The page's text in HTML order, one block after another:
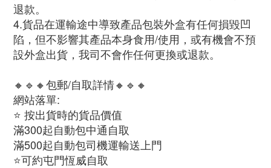
退款。
4.貨品在運輸途中導致產品包裝外盒有任何損毀凹
陷，但不影響其產品本身食用/使用，或有機會不預
設外盒出貨，我司不會作任何更換或退款。
🔸🔹🔸包郵/自取詳情🔸🔹🔸
網站落單:
⭐ 按出貨時的貨品價值
滿300起自動包中通自取
滿500起自動包司機運輸送上門
⭐可約屯門恆威自取